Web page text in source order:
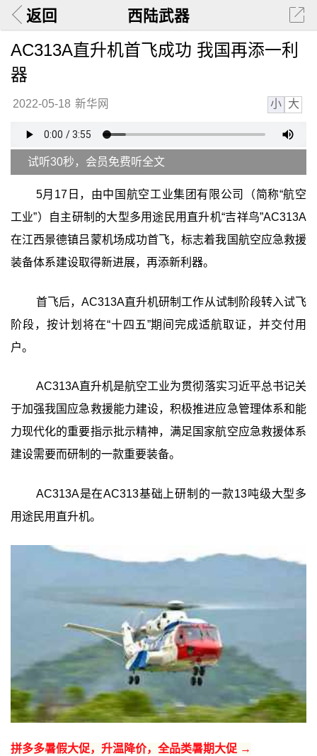
返回 西陆武器
AC313A直升机首飞成功 我国再添一利
器
2022-05-18 新华网 小 大
试听30秒，会员免费听全文
5月17日，由中国航空工业集团有限公司（简称“航空
工业”）自主研制的大型多用途民用直升机“吉祥鸟”AC313A
在江西景德镇吕蒙机场成功首飞，标志着我国航空应急救援
装备体系建设取得新进展，再添新利器。
首飞后，AC313A直升机研制工作从试制阶段转入试飞
阶段，按计划将在“十四五”期间完成适航取证，并交付用
户。
AC313A直升机是航空工业为贯彻落实习近平总书记关
于加强我国应急救援能力建设，积极推进应急管理体系和能
力现代化的重要指示批示精神，满足国家航空应急救援体系
建设需要而研制的一款重要装备。
AC313A是在AC313基础上研制的一款13吨级大型多
用途民用直升机。
拼多多暑假大促，升温降价，全品类暑期大促 →